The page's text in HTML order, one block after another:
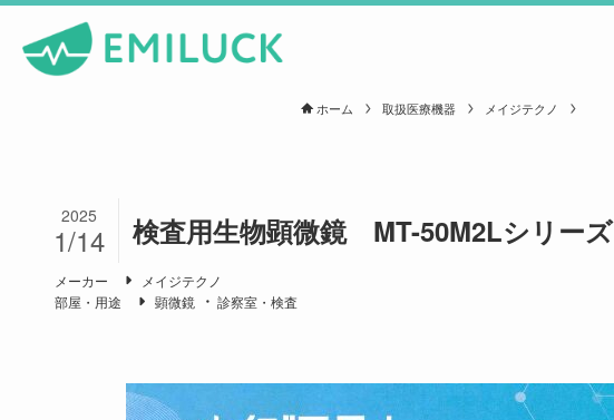
ホーム 取扱医療機器 メイジテクノ
検査用生物顕微鏡 MT-50M2Lシリーズ
2025
1/14
メーカー
メイジテクノ
部屋・用途
顕微鏡 診察室・検査